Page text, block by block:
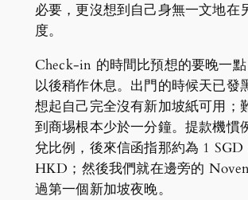
必要，更沒想到自己身無一文地在
度。
Check-in 的時間比預想的要晚一
以後稍作休息。出門的時候天已發
想起自己完全沒有新加坡紙可用；
到商埸根本少於一分鐘。提款機慣
兌比例，後來信函指那約為 1 SGD
HKD；然後我們就在邊旁的
過第一個新加坡夜晚。